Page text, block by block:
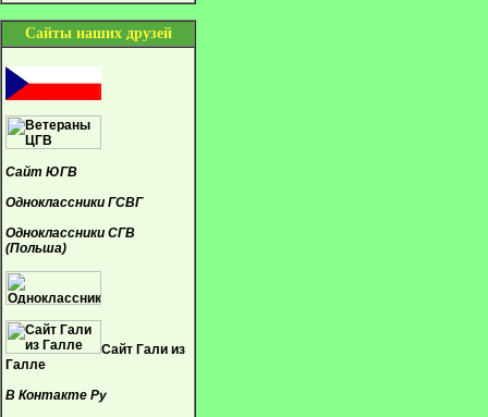
Сайты наших друзей
Сайт ЮГВ
Одноклассники ГСВГ
Одноклассники СГВ
(Польша)
Сайт Гали из
Галле
В Контакте Ру